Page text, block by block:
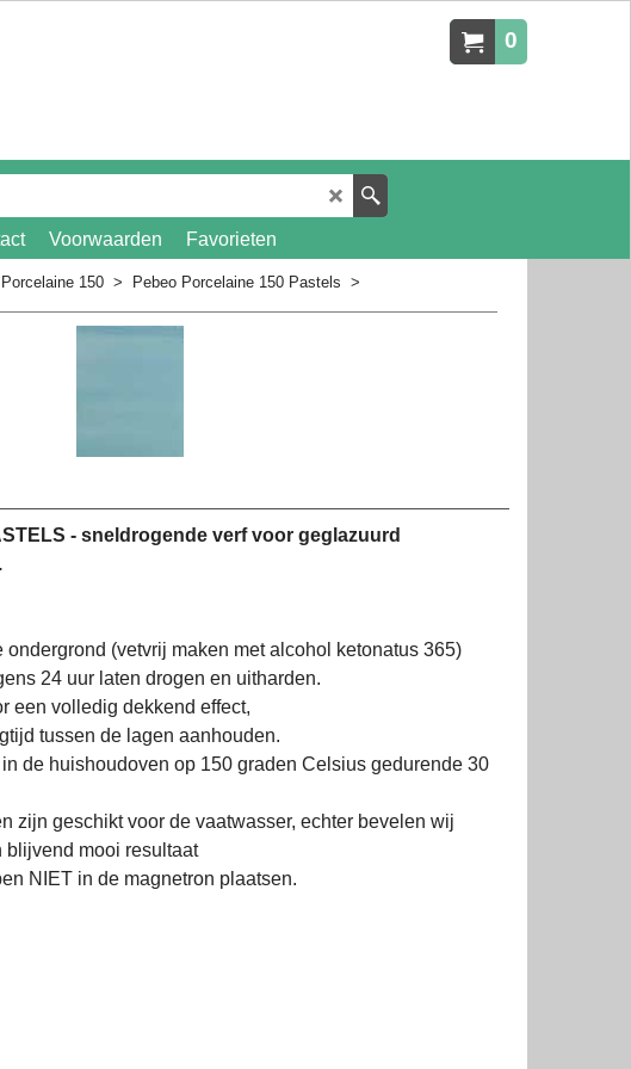
0
Voorwaarden
Favorieten
150 > Pebeo Porcelaine 150 Pastels >
- sneldrogende verf voor geglazuurd
(vetvrij maken met alcohol ketonatus 365)
24 uur laten drogen en uitharden.
een volledig dekkend effect,
tussen de lagen aanhouden.
de huishoudoven op 150 graden Celsius gedurende 30
zijn geschikt voor de vaatwasser, echter bevelen wij
blijvend mooi resultaat
NIET in de magnetron plaatsen.